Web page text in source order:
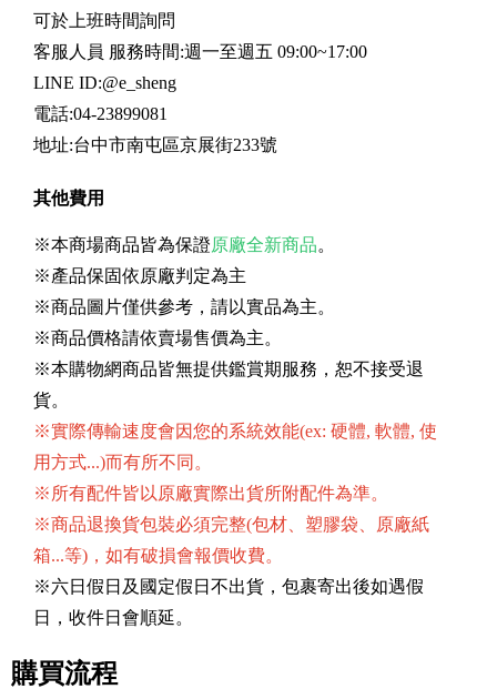
可於上班時間詢問
客服人員 服務時間:週一至週五 09:00~17:00
LINE ID:@e_sheng
電話:04-23899081
地址:台中市南屯區京展街233號
其他費用
※本商場商品皆為保證原廠全新商品。
※產品保固依原廠判定為主
※商品圖片僅供參考，請以實品為主。
※商品價格請依賣場售價為主。
※本購物網商品皆無提供鑑賞期服務，恕不接受退
貨。
※實際傳輸速度會因您的系統效能(ex: 硬體, 軟體, 使
用方式...)而有所不同。
※所有配件皆以原廠實際出貨所附配件為準。
※商品退換貨包裝必須完整(包材、塑膠袋、原廠紙
箱...等)，如有破損會報價收費。
※六日假日及國定假日不出貨，包裹寄出後如遇假
日，收件日會順延。
購買流程